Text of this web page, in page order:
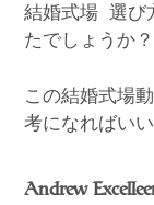
結婚式場 選び
たでしょうか？
この結婚式場
考になればいい
Andrew